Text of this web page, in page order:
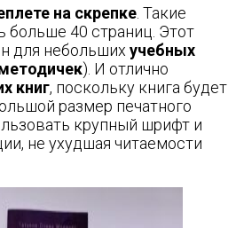
на скрепке. Такие
больше 40 страниц. Этот
для небольших учебных
). И отлично
книг, поскольку книга будет
размер печатного
крупный шрифт и
не ухудшая читаемости